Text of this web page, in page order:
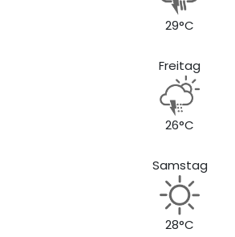
29°C
Freitag
26°C
Samstag
28°C